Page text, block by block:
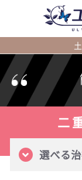
二
選べる